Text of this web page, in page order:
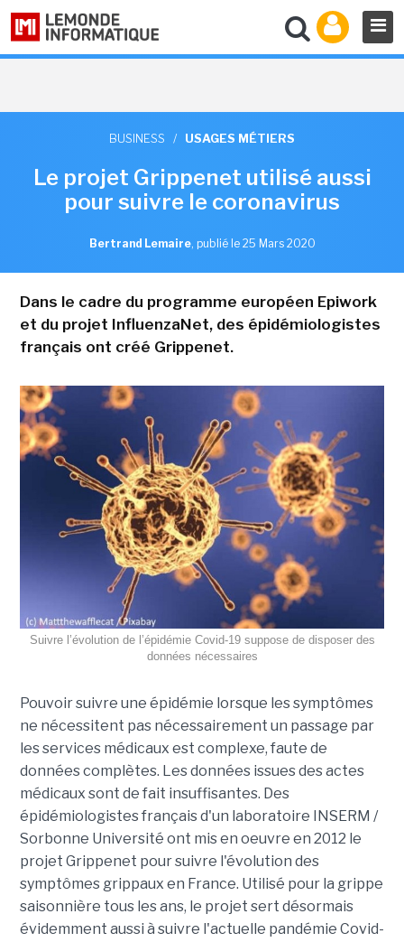
BUSINESS / USAGES MÉTIERS
Le projet Grippenet utilisé aussi
pour suivre le coronavirus
Bertrand Lemaire, publié le 25 Mars 2020
Dans le cadre du programme européen Epiwork
et du projet InfluenzaNet, des épidémiologistes
français ont créé Grippenet.
Suivre l’évolution de l’épidémie Covid-19 suppose de disposer des
données nécessaires
Pouvoir suivre une épidémie lorsque les symptômes
ne nécessitent pas nécessairement un passage par
les services médicaux est complexe, faute de
données complètes. Les données issues des actes
médicaux sont de fait insuffisantes. Des
épidémiologistes français d'un laboratoire INSERM /
Sorbonne Université ont mis en oeuvre en 2012 le
projet Grippenet pour suivre l'évolution des
symptômes grippaux en France. Utilisé pour la grippe
saisonnière tous les ans, le projet sert désormais
évidemment aussi à suivre l'actuelle pandémie Covid-